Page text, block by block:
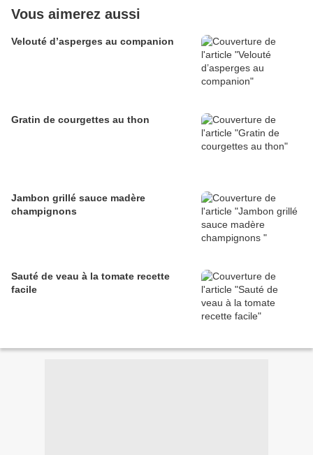
Vous aimerez aussi
Velouté d’asperges au companion
Gratin de courgettes au thon
Jambon grillé sauce madère
champignons
Sauté de veau à la tomate recette
facile